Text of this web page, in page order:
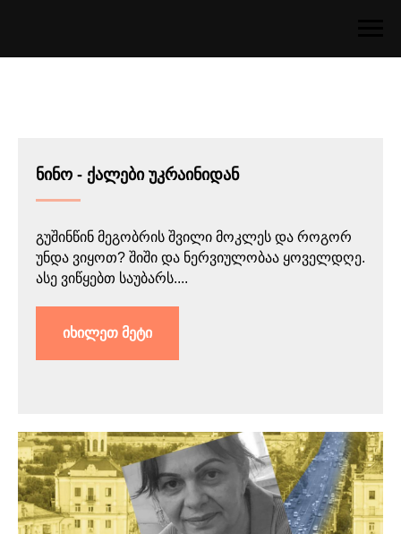
ნინო - ქალები უკრაინიდან
გუშინწინ მეგობრის შვილი მოკლეს და როგორ
უნდა ვიყოთ? შიში და ნერვიულობაა ყოველდღე.
ასე ვიწყებთ საუბარს....
იხილეთ მეტი